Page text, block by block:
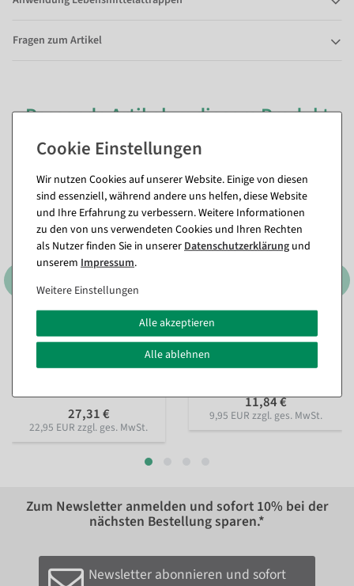
Fragen zum Artikel
Passende Artikel zu diesem Produkt
Deko Kürbis aus
Hartschaum orange,
27,31 €
22,95 EUR zzgl. ges. MwSt.
Künstliches Kräuterset 3tlg.
grün 8 x 20 cm
Sofort versandfähig.
11,84 €
9,95 EUR zzgl. ges. MwSt.
Zum Newsletter anmelden und sofort 10% bei der
nächsten Bestellung sparen.*
Newsletter abonnieren und sofort
Wir nutzen Cookies auf unserer Website. Einige von diesen
sind essenziell, während andere uns helfen, diese Website
und Ihre Erfahrung zu verbessern. Weitere Informationen
zu den von uns verwendeten Cookies und Ihren Rechten
als Nutzer finden Sie in unsererDaten­schutz­erklärung und
unserem Impressum.
Weitere Einstellungen
Alle akzeptieren
Alle ablehnen